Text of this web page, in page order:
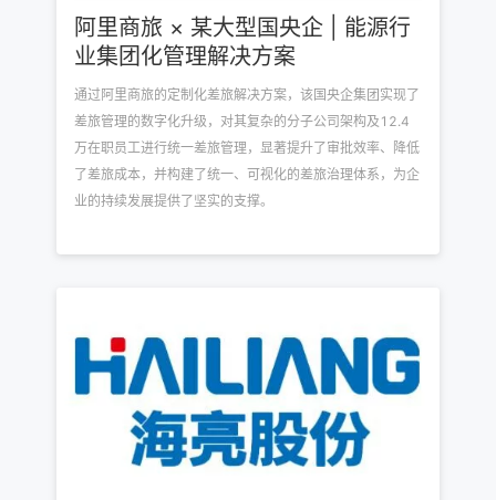
阿里商旅 × 某大型国央企 | 能源行
业集团化管理解决方案
通过阿里商旅的定制化差旅解决方案，该国央企集团实现了
差旅管理的数字化升级，对其复杂的分子公司架构及12.4
万在职员工进行统一差旅管理，显著提升了审批效率、降低
了差旅成本，并构建了统一、可视化的差旅治理体系，为企
业的持续发展提供了坚实的支撑。